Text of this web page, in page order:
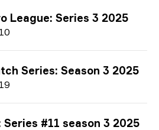
League: Series 3 2025
10
Series: Season 3 2025
19
Series #11 season 3 2025